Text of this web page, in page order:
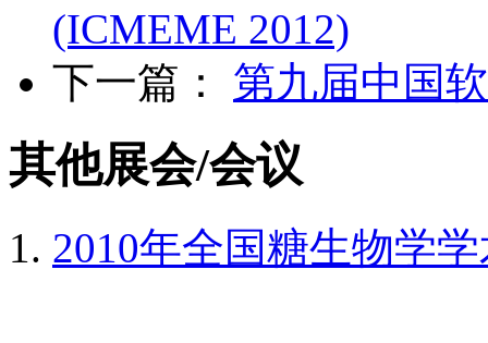
(ICMEME 2012)
下一篇： 第九届中国
其他展会/会议
2010年全国糖生物学